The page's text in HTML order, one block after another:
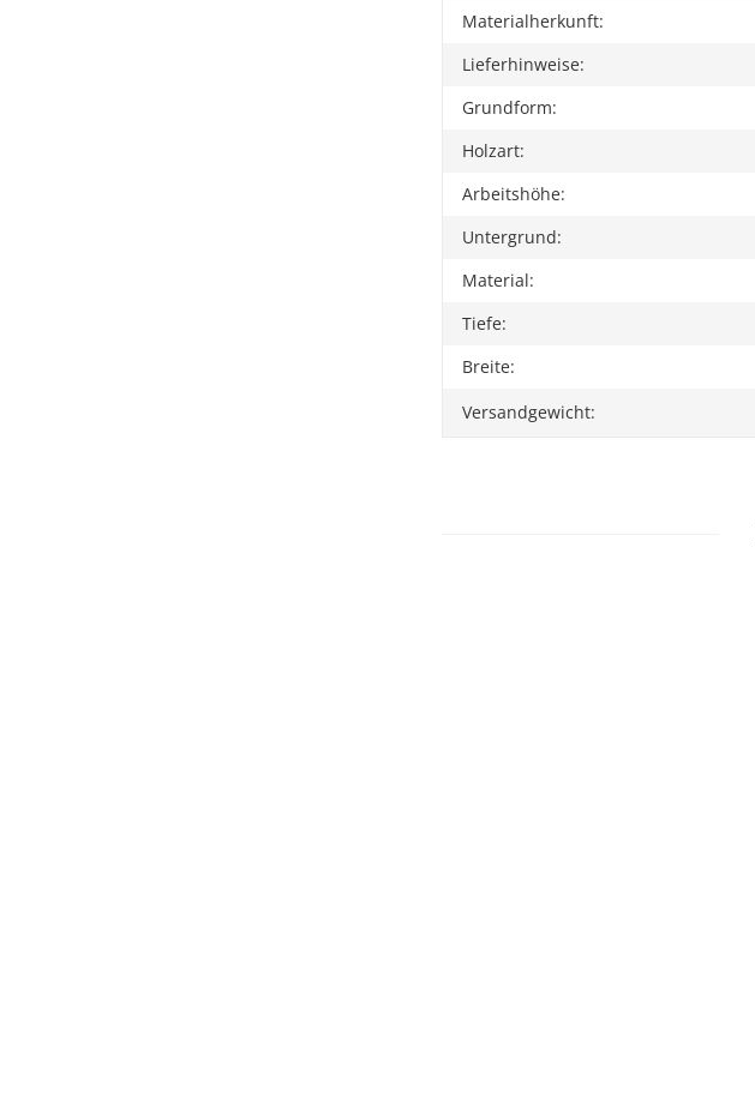
Materialherkunft:
Lieferhinweise:
Grundform:
Holzart:
Arbeitshöhe:
Untergrund:
Material:
Tiefe:
Breite:
Versandgewicht: